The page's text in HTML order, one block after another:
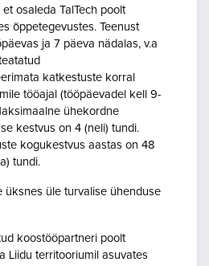
osaleda TalTech poolt
õppetegevustes. Teenust
ja 7 päeva nädalas, v.a
katkestuste korral
tööajal (tööpäevadel kell 9-
ühekordne
kestvus on 4 (neli) tundi.
kogukestvus aastas on 48
tundi.
üksnes üle turvalise ühenduse
koostööpartneri poolt
Liidu territooriumil asuvates